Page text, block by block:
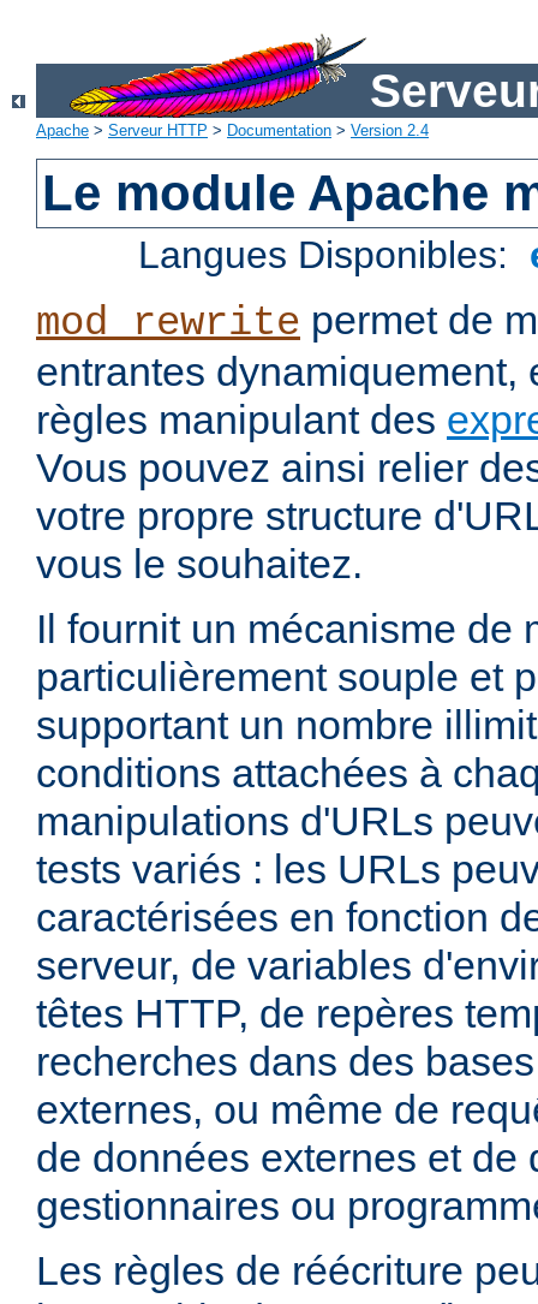
Apache > Serveur HTTP > Documentation > Version 2.4
Le module Apache
Langues Disponibles:
mod_rewrite permet de
entrantes dynamiquement,
règles manipulant des
Vous pouvez ainsi relier
votre propre structure
vous le souhaitez.
Il fournit un mécanisme de
particulièrement souple et
supportant un nombre
conditions attachées à
manipulations d'URLs
tests variés : les URLs
caractérisées en fonction
serveur, de variables
têtes HTTP, de repères
recherches dans des
externes, ou même de
de données externes et de
gestionnaires ou
Les règles de réécriture